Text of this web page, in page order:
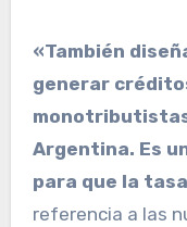
«También
generar
Argentina. Es
para que la
referencia a las